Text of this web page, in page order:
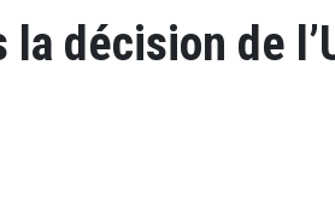
décision de